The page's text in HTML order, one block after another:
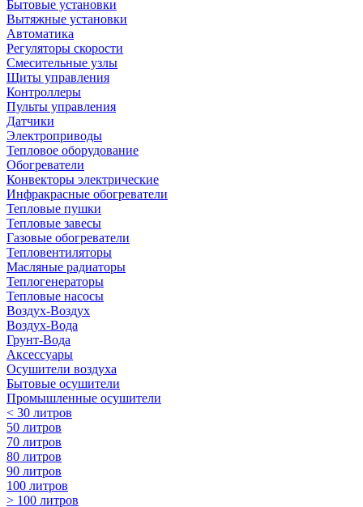
Бытовые установки
Вытяжные установки
Автоматика
Регуляторы скорости
Смесительные узлы
Щиты управления
Контроллеры
Пульты управления
Датчики
Электроприводы
Тепловое оборудование
Обогреватели
Конвекторы электрические
Инфракрасные обогреватели
Тепловые пушки
Тепловые завесы
Газовые обогреватели
Тепловентиляторы
Масляные радиаторы
Теплогенераторы
Тепловые насосы
Воздух-Воздух
Воздух-Вода
Грунт-Вода
Аксессуары
Осушители воздуха
Бытовые осушители
Промышленные осушители
< 30 литров
50 литров
70 литров
80 литров
90 литров
100 литров
> 100 литров